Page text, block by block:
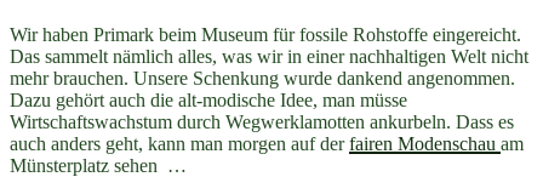
Wir haben Primark beim Museum für fossile Rohstoffe eingereicht.
Das sammelt nämlich alles, was wir in einer nachhaltigen Welt nicht
mehr brauchen. Unsere Schenkung wurde dankend angenommen.
Dazu gehört auch die alt-modische Idee, man müsse
Wirtschaftswachstum durch Wegwerklamotten ankurbeln. Dass es
auch anders geht, kann man morgen auf derfairen Modenschau am
Münsterplatz sehen …